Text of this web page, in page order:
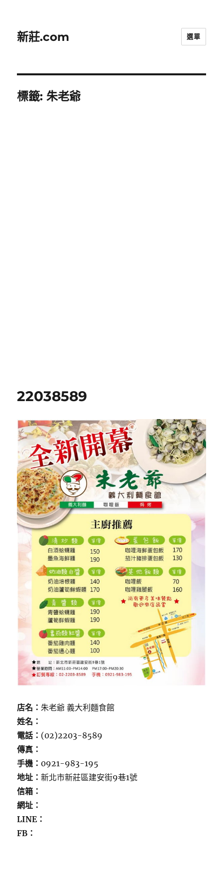
新莊.com 選單
標籤:朱老爺
22038589
店名： 朱老爺 義大利麵食館
姓名：
電話： (02)2203-8589
傳真：
手機： 0921-983-195
地址：新北市新莊區建安街9巷1號
信箱：
網址：
LINE：
FB：